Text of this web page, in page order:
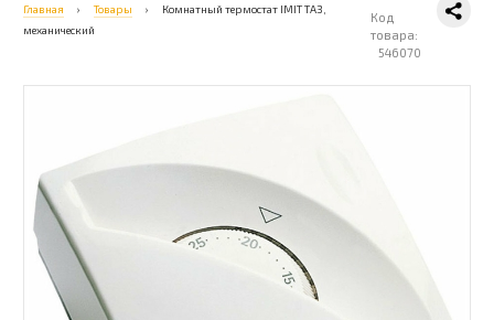
Главная › Товары ›
Комнатный термостат IMIT ТА3,
механический
Код
товара:
546070